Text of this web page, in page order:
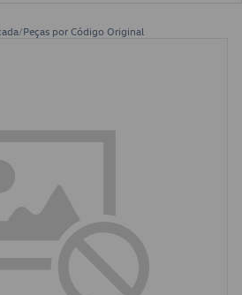
/Peças por Código Original